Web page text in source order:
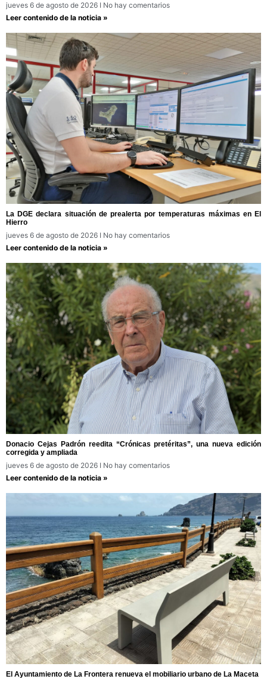
jueves 6 de agosto de 2026
No hay comentarios
Leer contenido de la noticia »
La DGE declara situación de prealerta por temperaturas máximas en El
Hierro
jueves 6 de agosto de 2026
No hay comentarios
Leer contenido de la noticia »
Donacio Cejas Padrón reedita “Crónicas pretéritas”, una nueva edición
corregida y ampliada
jueves 6 de agosto de 2026
No hay comentarios
Leer contenido de la noticia »
El Ayuntamiento de La Frontera renueva el mobiliario urbano de La Maceta